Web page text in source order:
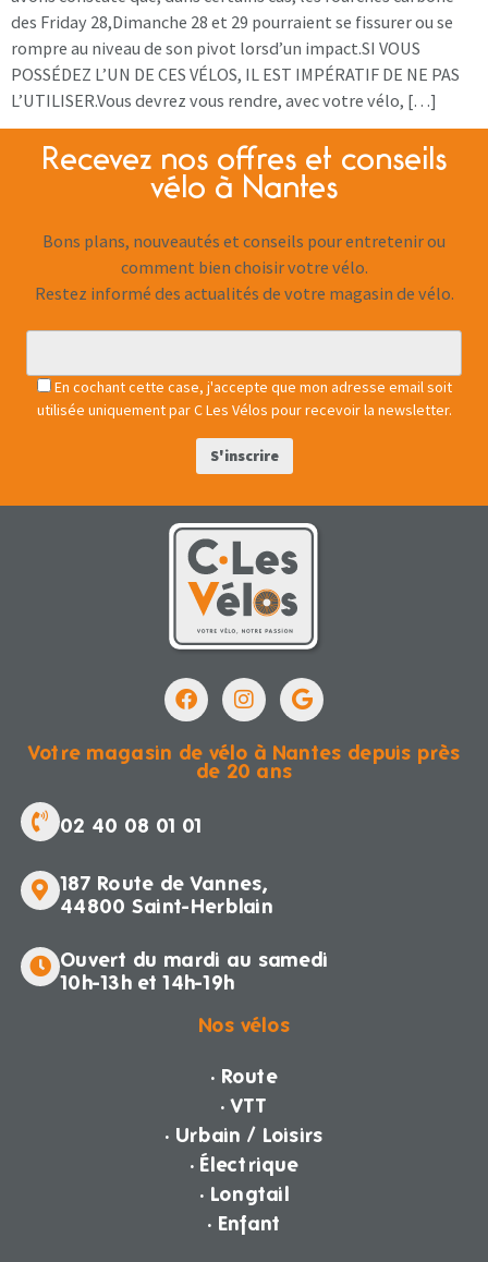
des Friday 28,Dimanche 28 et 29 pourraient se fissurer ou se
rompre au niveau de son pivot lorsd’un impact.SI VOUS
POSSÉDEZ L’UN DE CES VÉLOS, IL EST IMPÉRATIF DE NE PAS
L’UTILISER.Vous devrez vous rendre, avec votre vélo, […]
Recevez nos offres et conseils
vélo à Nantes
Bons plans, nouveautés et conseils pour entretenir ou
comment bien choisir votre vélo.
Restez informé des actualités de votre magasin de vélo.
En cochant cette case, j'accepte que mon adresse email soit
utilisée uniquement par C Les Vélos pour recevoir la newsletter.
Votre magasin de vélo à Nantes depuis près
de 20 ans
02 40 08 01 01
187 Route de Vannes,
44800 Saint-Herblain
Ouvert du mardi au samedi
10h-13h et 14h-19h
Nos vélos
· Route
· VTT
· Urbain / Loisirs
· Électrique
· Longtail
· Enfant